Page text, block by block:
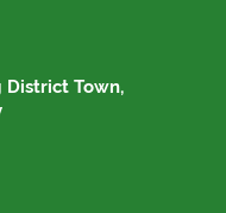
District Town,